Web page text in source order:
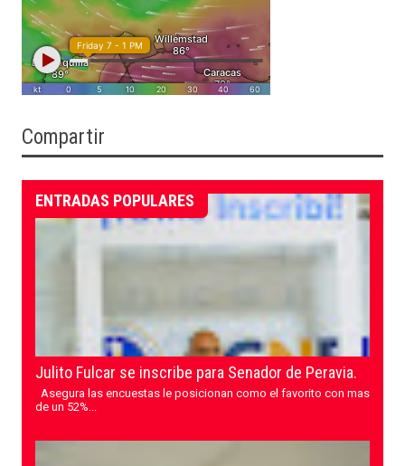
Compartir
ENTRADAS POPULARES
Julito Fulcar se inscribe para Senador de Peravia.
Asegura las encuestas le posicionan como el favorito con mas
de un 52%...